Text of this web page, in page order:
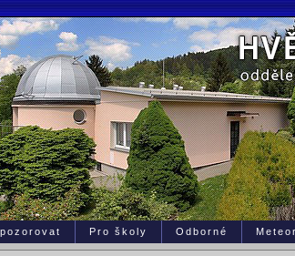
Pro školy Odborné